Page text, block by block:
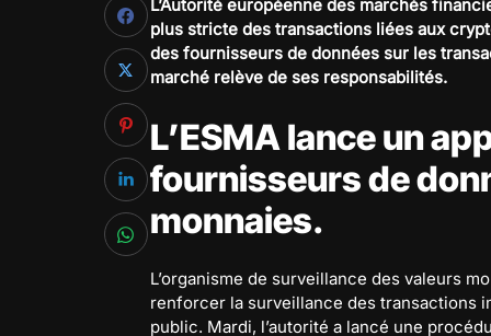
L’Autorité européenne des marchés
plus stricte des transactions liées aux
des fournisseurs de données sur les
marché relève de ses responsabilités.
L’ESMA lance un
fournisseurs de
monnaies.
L’organisme de surveillance des valeurs
renforcer la surveillance des transactions
public. Mardi, l’autorité a lancé une